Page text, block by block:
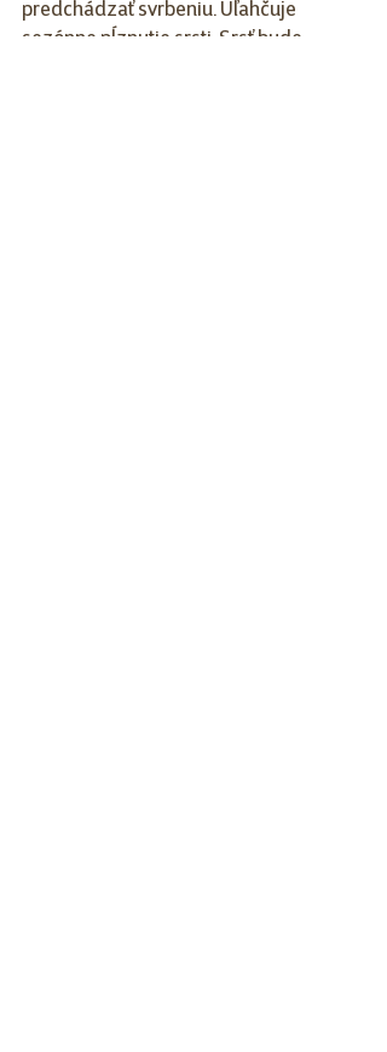
predchádzať svrbeniu. Uľahčuje
sezónne pĺznutie srsti. Srsť bude